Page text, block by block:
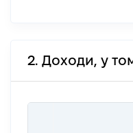
2. Доходи, у